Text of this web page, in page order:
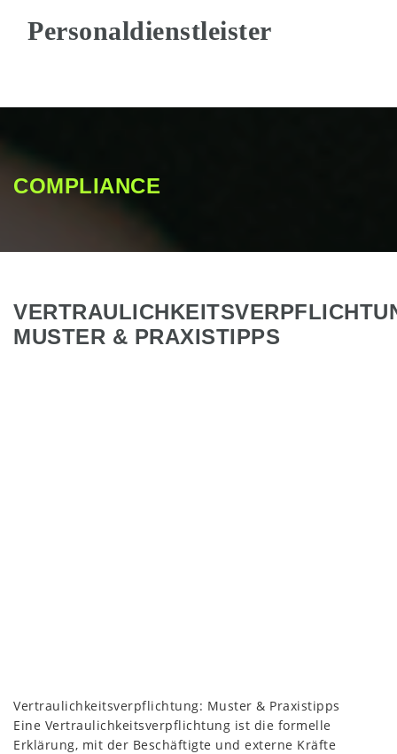
COMPLIANCE
MUSTER & PRAXISTIPPS
Vertraulichkeitsverpflichtung: Muster & Praxistipps
Eine Vertraulichkeitsverpflichtung ist die formelle
Erklärung, mit der Beschäftigte und externe Kräfte